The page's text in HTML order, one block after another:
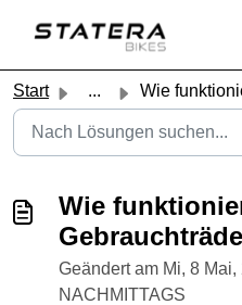
Start ... Wie funktioniert der Ankauf von
Wie
Geändert am Mi, 8
NACHMITTAGS